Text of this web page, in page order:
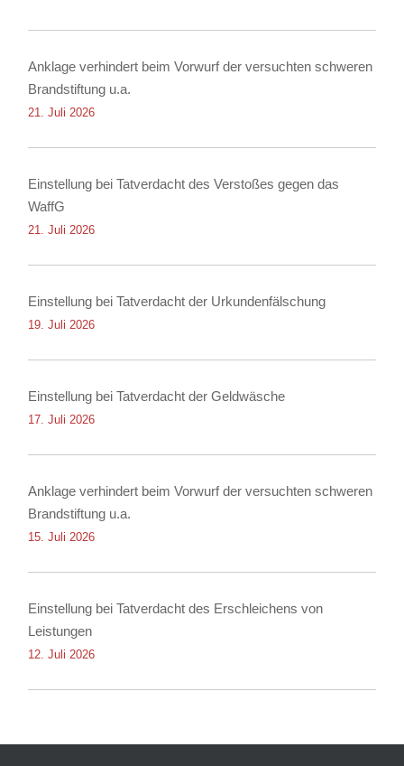
Anklage verhindert beim Vorwurf der versuchten schweren
Brandstiftung u.a.
21. Juli 2026
Einstellung bei Tatverdacht des Verstoßes gegen das
WaffG
21. Juli 2026
Einstellung bei Tatverdacht der Urkundenfälschung
19. Juli 2026
Einstellung bei Tatverdacht der Geldwäsche
17. Juli 2026
Anklage verhindert beim Vorwurf der versuchten schweren
Brandstiftung u.a.
15. Juli 2026
Einstellung bei Tatverdacht des Erschleichens von
Leistungen
12. Juli 2026